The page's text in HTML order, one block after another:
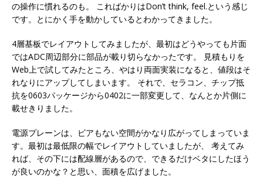
の操作に慣れるのも。 こればかりはDon’t think, feel.という感じ
です。とにかく手を動かしているとわかってきました。
4層基板でレイアウトしてみましたが、最初はどうやっても片面
ではADC周辺部分に部品が載り切らなかったです。 見積もりを
Web上で試してみたところ、やはり両面実装になると、値段はそ
れなりにアップしてしまいます。 それで、セラコン、チップ抵
抗を0603パッケージから0402に一部変更して、なんとか片側に
載せきりました。
電源プレーンは、ビアもない空間がかなり広がってしまっていま
す。最初は最低限の幅でレイアウトしていましたが、 考えてみ
れば、その下には配線層があるので、できるだけベタにしたほう
が良いのかな？と思い、面積を広げました。